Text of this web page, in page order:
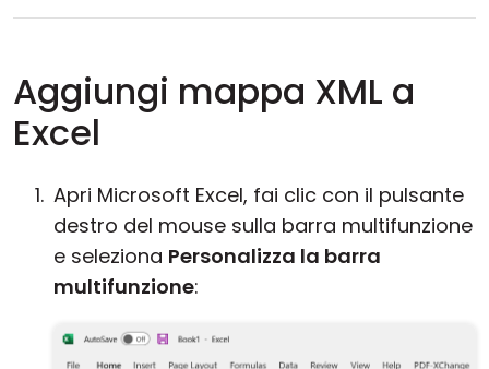
Aggiungi mappa XML a
Excel
Apri Microsoft Excel, fai clic con il pulsante
destro del mouse sulla barra multifunzione
e seleziona Personalizza la barra
multifunzione: